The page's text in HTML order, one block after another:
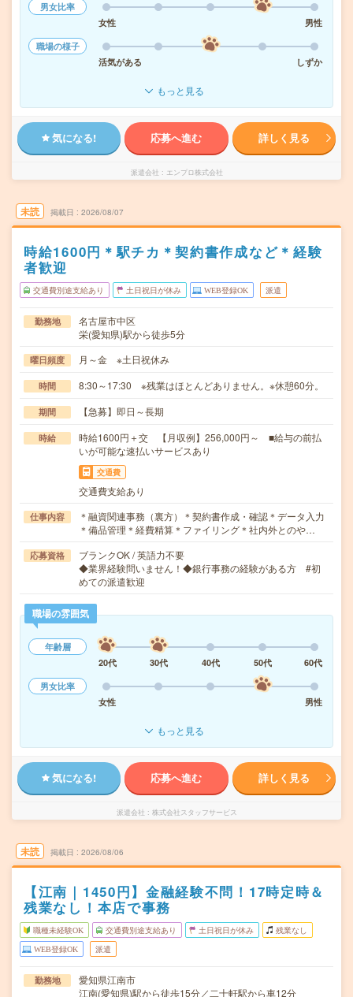
男女比率
女性
男性
職場の様子
活気がある
しずか
もっと見る
気になる! 応募へ進む 詳しく見る
派遣会社 エンプロ株式会社
未読 掲載日 2026/08/07
時給1600円＊駅チカ＊契約書作成など＊経験
者歓迎
交通費別途支給あり 土日祝日が休み WEB登録OK 派遣
勤務地
名古屋市中区
栄(愛知県)駅から徒歩5分
曜日頻度 月～金 ※土日祝休み
時間 8:30～17:30 ※残業はほとんどありません。※休憩60分。
期間 【急募】即日～長期
時給
時給1600円＋交 【月収例】256,000円～ ■給与の前払
いが可能な速払いサービスあり
交通費
交通費支給あり
仕事内容
＊融資関連事務（裏方）＊契約書作成・確認＊データ入力
＊備品管理＊経費精算＊ファイリング＊社内外とのや…
応募資格
ブランクOK / 英語力不要
◆業界経験問いません！◆銀行事務の経験がある方 #初
めての派遣歓迎
職場の雰囲気
年齢層
20代
30代 40代 50代
60代
男女比率
女性
男性
もっと見る
気になる! 応募へ進む 詳しく見る
派遣会社 株式会社スタッフサービス
未読 掲載日 2026/08/06
【江南｜1450円】金融経験不問！17時定時＆
残業なし！本店で事務
職種未経験OK 交通費別途支給あり 土日祝日が休み 残業なし
WEB登録OK 派遣
勤務地
愛知県江南市
江南(愛知県)駅から徒歩15分／二十軒駅から車12分